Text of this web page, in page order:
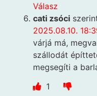
Válasz
cati zsóci
2025.08.10.
várjá má,
szállodát
megsegíti a
1